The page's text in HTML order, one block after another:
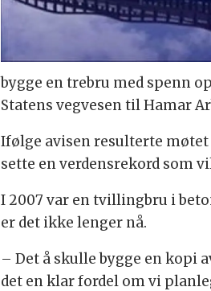
bygge en trebru med spenn
Statens vegvesen til Hamar
Ifølge avisen resulterte
sette en verdensrekord som
I 2007 var en tvillingbru i
er det ikke lenger nå.
– Det å skulle bygge en kopi
det en klar fordel om vi